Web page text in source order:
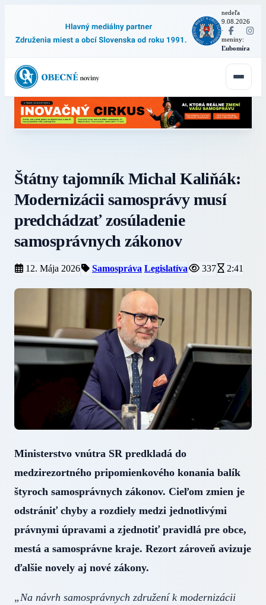
nedeľa
9.08.2026
·
meniny:
Ľubomíra
Štátny tajomník Michal Kaliňák:
Modernizácii samosprávy musí
predchádzať zosúladenie
samosprávnych zákonov
12. Mája 2026 Samospráva Legislatíva 337 2:41
Ministerstvo vnútra SR predkladá do
medzirezortného pripomienkového konania balík
štyroch samosprávnych zákonov. Cieľom zmien je
odstrániť chyby a rozdiely medzi jednotlivými
právnymi úpravami a zjednotiť pravidlá pre obce,
mestá a samosprávne kraje. Rezort zároveň avizuje
ďalšie novely aj nové zákony.
„Na návrh samosprávnych združení k modernizácii